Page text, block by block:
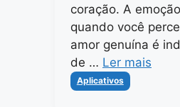
coração. A
quando você
amor genuína é
de … Ler mais
Categorias
Aplicativos